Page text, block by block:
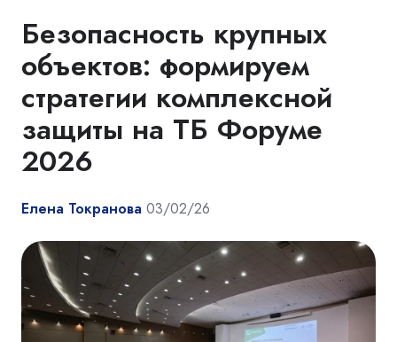
Безопасность крупных
объектов: формируем
стратегии комплексной
защиты на ТБ Форуме
2026
Елена Токранова 03/02/26